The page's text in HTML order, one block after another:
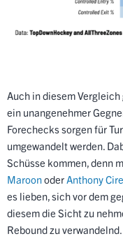
Auch in diesem
ein unangenehmer
Forechecks sorgen für
umgewandelt werden.
Schüsse kommen, denn
MaroonoderAnthony
es lieben, sich vor dem
diesem die Sicht zu
Rebound zu verwandelnd.